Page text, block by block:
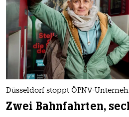
Düsseldorf stoppt ÖPNV-
Zwei Bahnfahrten,